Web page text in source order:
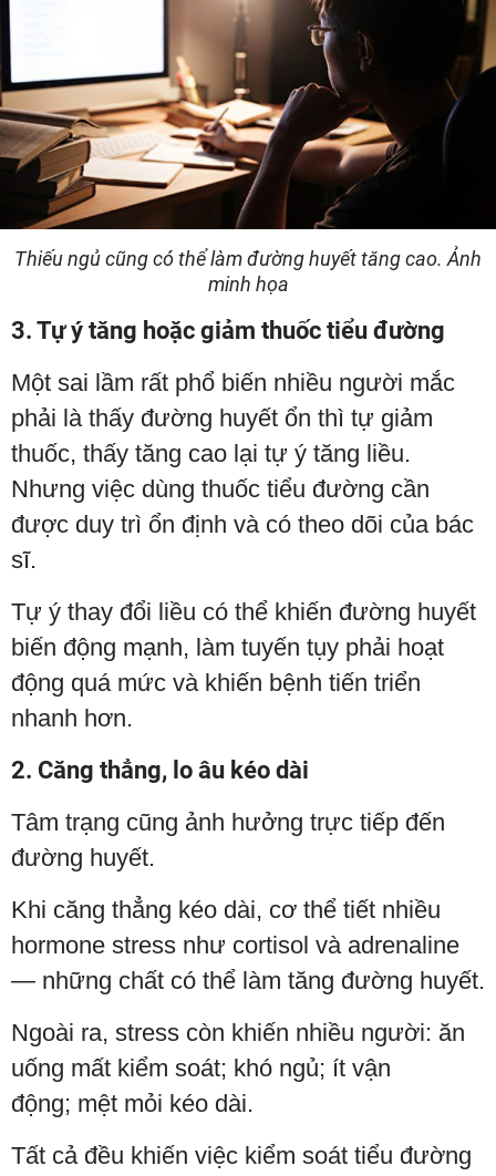
Thiếu ngủ cũng có thể làm đường huyết tăng cao. Ảnh
minh họa
3. Tự ý tăng hoặc giảm thuốc tiểu đường
Một sai lầm rất phổ biến nhiều người mắc
phải là thấy đường huyết ổn thì tự giảm
thuốc, thấy tăng cao lại tự ý tăng liều.
Nhưng việc dùng thuốc tiểu đường cần
được duy trì ổn định và có theo dõi của bác
sĩ.
Tự ý thay đổi liều có thể khiến đường huyết
biến động mạnh, làm tuyến tụy phải hoạt
động quá mức và khiến bệnh tiến triển
nhanh hơn.
2. Căng thẳng, lo âu kéo dài
Tâm trạng cũng ảnh hưởng trực tiếp đến
đường huyết.
Khi căng thẳng kéo dài, cơ thể tiết nhiều
hormone stress như cortisol và adrenaline
— những chất có thể làm tăng đường huyết.
Ngoài ra, stress còn khiến nhiều người: ăn
uống mất kiểm soát; khó ngủ; ít vận
động; mệt mỏi kéo dài.
Tất cả đều khiến việc kiểm soát tiểu đường